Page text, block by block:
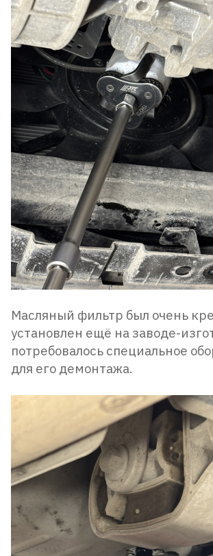
Масляный фильтр был очень
установлен ещё на заводе-
потребовалось специальное
для его демонтажа.